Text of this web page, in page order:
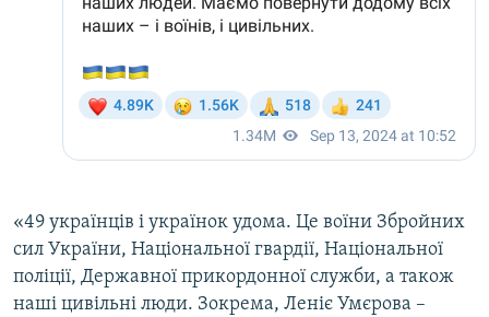
«49 українців і українок удома. Це воїни Збройних
сил України, Національної гвардії, Національної
поліції, Державної прикордонної служби, а також
наші цивільні люди. Зокрема, Леніє Умєрова –